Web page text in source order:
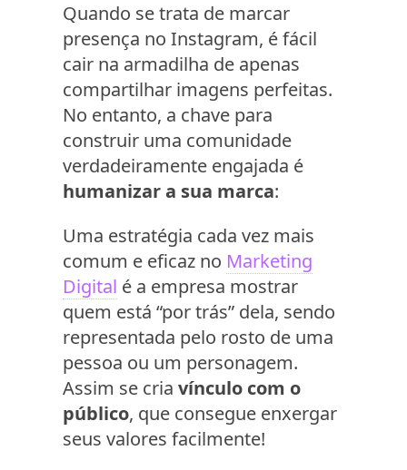
Quando se trata de marcar
presença no Instagram, é fácil
cair na armadilha de apenas
compartilhar imagens perfeitas.
No entanto, a chave para
construir uma comunidade
verdadeiramente engajada é
humanizar a sua marca:
Uma estratégia cada vez mais
comum e eficaz no Marketing
Digital é a empresa mostrar
quem está “por trás” dela, sendo
representada pelo rosto de uma
pessoa ou um personagem.
Assim se cria vínculo com o
público, que consegue enxergar
seus valores facilmente!